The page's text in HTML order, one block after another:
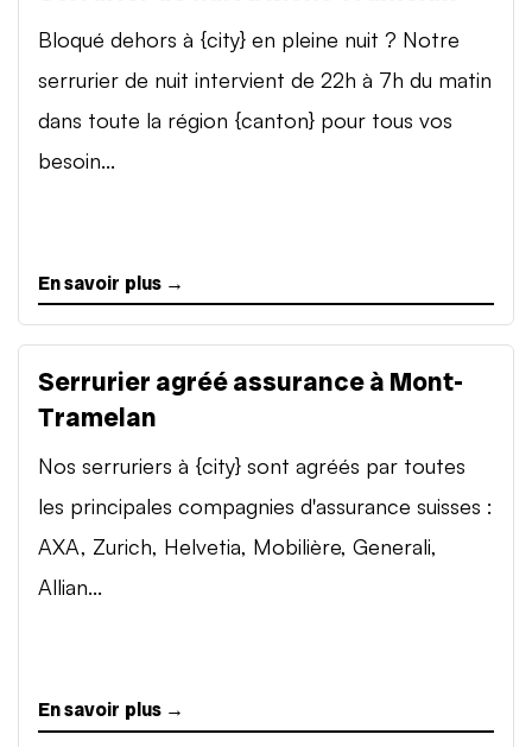
Bloqué dehors à {city} en pleine nuit ? Notre
serrurier de nuit intervient de 22h à 7h du matin
dans toute la région {canton} pour tous vos
besoin...
En savoir plus →
Serrurier agréé assurance à Mont-
Tramelan
Nos serruriers à {city} sont agréés par toutes
les principales compagnies d'assurance suisses :
AXA, Zurich, Helvetia, Mobilière, Generali,
Allian...
En savoir plus →